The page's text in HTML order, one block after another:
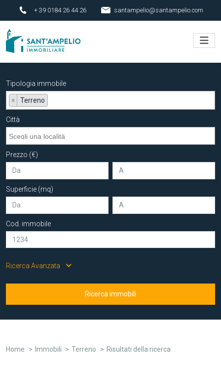
+ 39 0184 26 44 26 santampelio@santampelio.com
Tipologia immobile
× Terreno
Città
Prezzo (€)
Superficie (mq)
Cod. immobile
Ricerca Avanzata
Ricerca immobili
Home Immobili Terreno Risultati della ricerca